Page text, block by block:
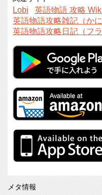
Lobi 英語物語 攻略
英語物語攻略雑記（かに
英語物語攻略日記（フラ
メタ情報